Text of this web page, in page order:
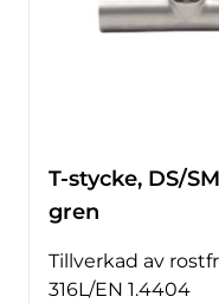
T-stycke, DS/
gren
Tillverkad av
316L/EN 1.4404